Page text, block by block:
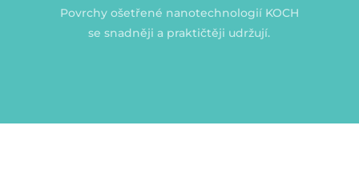
Povrchy ošetřené nanotechnologií KOCH
se snadněji a praktičtěji udržují.